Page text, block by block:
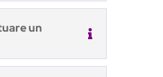
un